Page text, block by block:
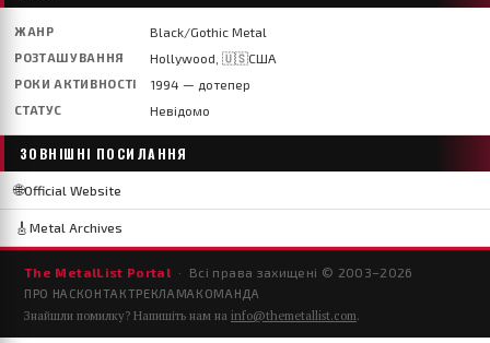
ЖАНР Black/Gothic Metal
РОЗТАШУВАННЯ Hollywood, 🇺🇸США
РОКИ АКТИВНОСТІ 1994 — дотепер
СТАТУС Невідомо
ЗОВНІШНІ ПОСИЛАННЯ
🌐Official Website
🎸 Metal Archives
The MetalList Portal · Всі права захищені © 2003–2026
ПРО НАСКОНТАКТРЕКЛАМА КОМАНДА
Знайшли помилку? Напишіть нам на info@themetallist.com.